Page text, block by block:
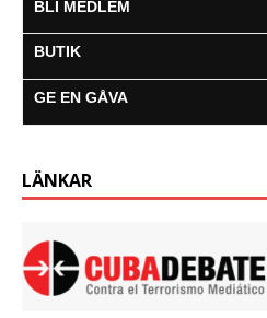
BLI MEDLEM
BUTIK
GE EN GÅVA
LÄNKAR